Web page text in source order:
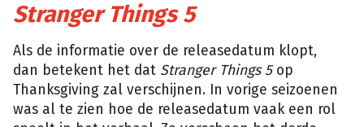
Stranger Things 5
Als de informatie over de releasedatum klopt,
dan betekent het dat Stranger Things 5op
Thanksgiving zal verschijnen. In vorige seizoenen
was al te zien hoe de releasedatum vaak een rol